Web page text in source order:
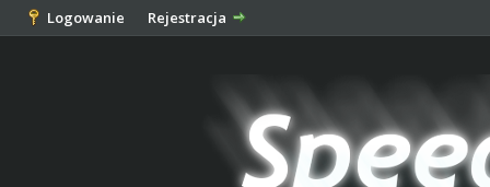
Logowanie Rejestracja